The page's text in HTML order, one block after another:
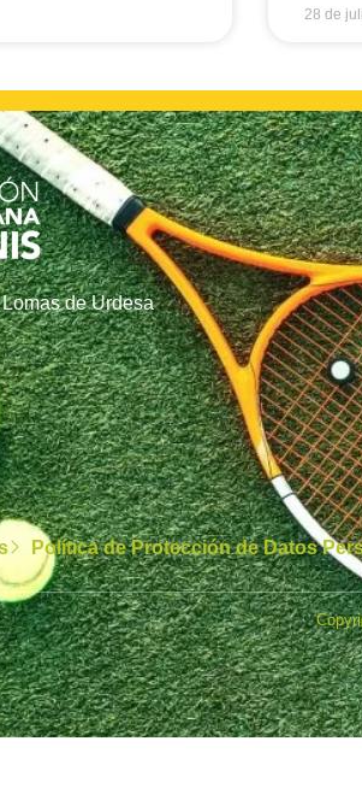
28 de
de Urdesa
Política de Protección de Datos